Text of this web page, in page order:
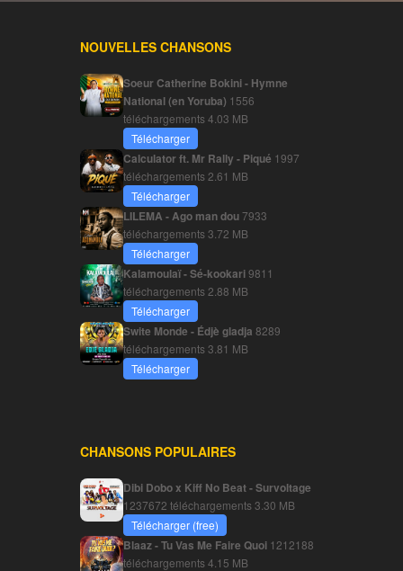
NOUVELLES CHANSONS
Soeur Catherine Bokini - Hymne
National (en Yoruba) 1556
téléchargements4.03 MB
Télécharger
Calculator ft. Mr Rally - Piqué 1997
téléchargements 2.61 MB
Télécharger
LILEMA - Ago man dou7933
téléchargements3.72 MB
Télécharger
Kalamoulaï - Sé-kookari9811
téléchargements 2.88 MB
Télécharger
Swite Monde - Édjè gladja 8289
téléchargements3.81 MB
Télécharger
CHANSONS POPULAIRES
Dibi Dobo x Kiff No Beat - Survoltage
1237672 téléchargements3.30 MB
Télécharger (free)
Blaaz - Tu Vas Me Faire Quoi 1212188
téléchargements4.15 MB